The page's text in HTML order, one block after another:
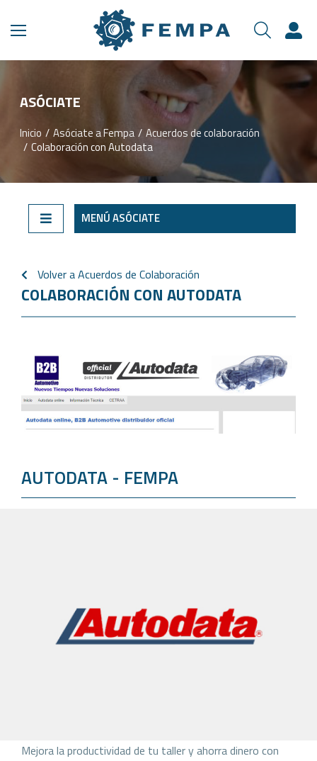
ASÓCIATE​
Estás aquí:
Inicio Asóciate a Fempa
Acuerdos de colaboración
Colaboración con Autodata
MENÚ ASÓCIATE
Volver a Acuerdos de Colaboración
COLABORACIÓN CON AUTODATA
AUTODATA - FEMPA
Mejora la productividad de tu taller y ahorra dinero con